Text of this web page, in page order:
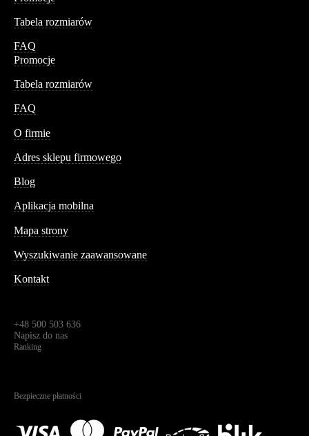
Tabela rozmiarów
FAQ
Promocje
Tabela rozmiarów
FAQ
O firmie
Adres sklepu firmowego
Blog
Aplikacja mobilna
Mapa strony
Wyszukiwanie zaawansowane
Kontakt
+48 500 503 636
Napisz do nas
Ranking
Bezpieczne płatności